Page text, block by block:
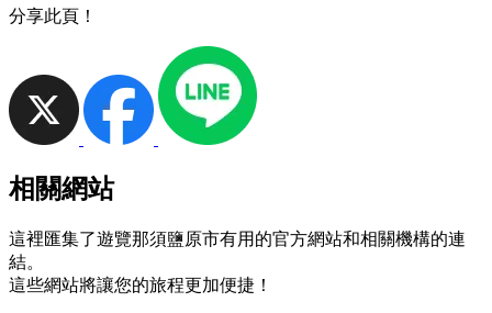
分享此頁！
相關網站
這裡匯集了遊覽那須鹽原市有用的官方網站和相關機構的連
結。
這些網站將讓您的旅程更加便捷！